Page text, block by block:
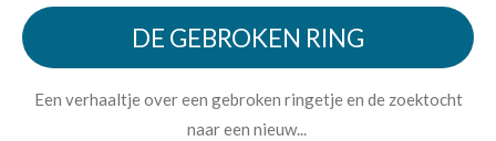
DE GEBROKEN RING
Een verhaaltje over een gebroken ringetje en de zoektocht
naar een nieuw...